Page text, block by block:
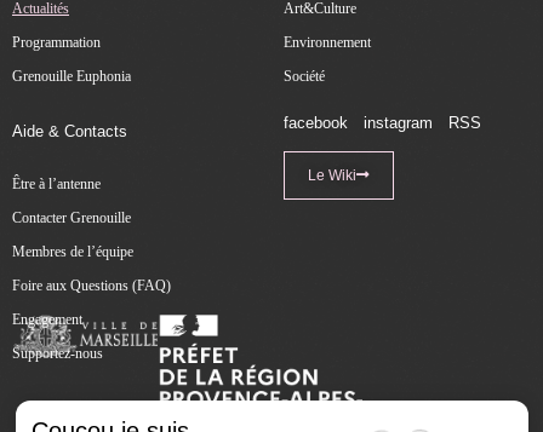
Actualités
Programmation
Grenouille Euphonia
Art&Culture
Environnement
Société
Aide & Contacts
Être à l’antenne
Contacter Grenouille
Membres de l’équipe
Foire aux Questions (FAQ)
Engagement
Supportez-nous
facebook instagram RSS
Le Wiki